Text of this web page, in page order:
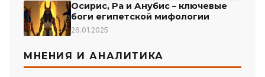
Осирис, Ра и Анубис – ключевые
боги египетской мифологии
26.01.2025
МНЕНИЯ И АНАЛИТИКА